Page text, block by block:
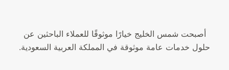
أصبحت شمس الخليج خيارًا موثوقًا للعملاء الباحثين عن
حلول خدمات عامة موثوقة في المملكة العربية السعودية.